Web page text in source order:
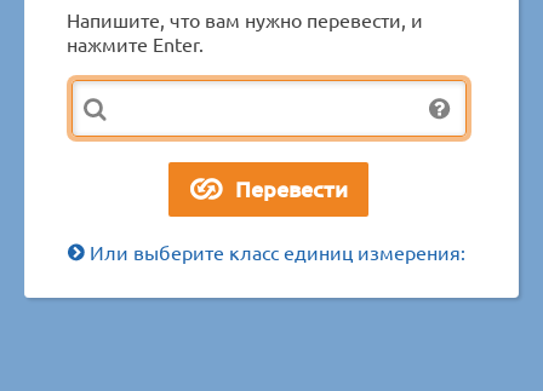
Напишите, что вам нужно перевести, и
нажмите Enter.
Или выберите класс единиц измерения: